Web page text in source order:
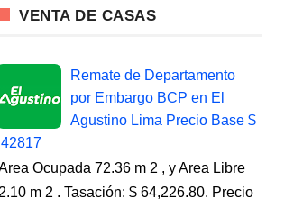
VENTA DE CASAS
Remate de Departamento
por Embargo BCP en El
Agustino Lima Precio Base $
42817
Ocupada 72.36 m 2 , y Area Libre
2.10 m 2 . Tasación: $ 64,226.80. Precio